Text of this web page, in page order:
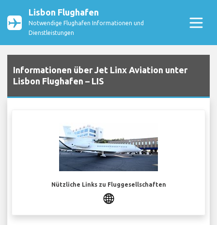
Lisbon Flughafen
Notwendige Flughafen Informationen und
Dienstleistungen
Informationen über Jet Linx Aviation unter
Lisbon Flughafen – LIS
Nützliche Links zu Fluggesellschaften